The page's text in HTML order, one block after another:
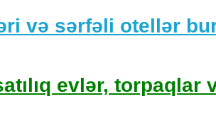
və sərfəli otellər
evlər, torpaqlar